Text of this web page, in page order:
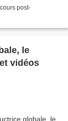
post-
le